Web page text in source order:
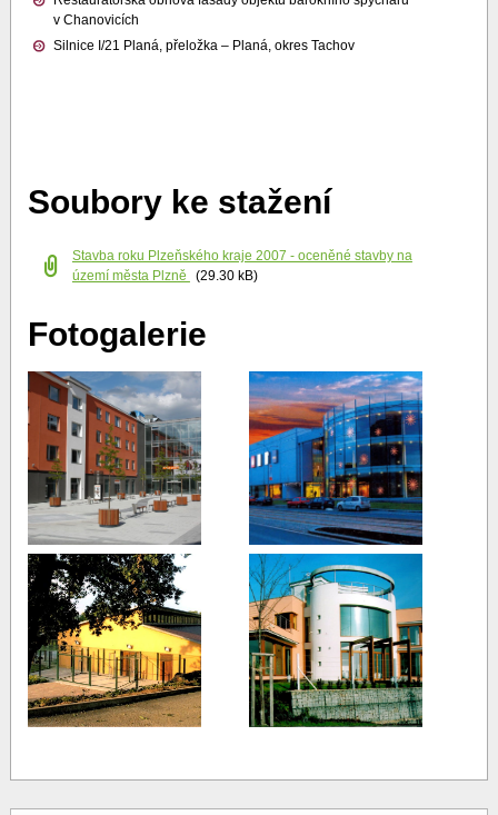
v Chanovicích
Silnice I/21 Planá, přeložka – Planá, okres Tachov
Soubory ke stažení
Stavba roku Plzeňského kraje 2007 - oceněné stavby na
území města Plzně
(29.30 kB)
Fotogalerie